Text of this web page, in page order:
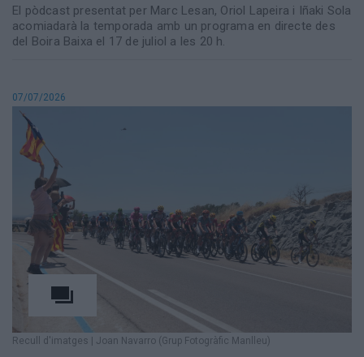
El pòdcast presentat per Marc Lesan, Oriol Lapeira i Iñaki Sola
acomiadarà la temporada amb un programa en directe des
del Boira Baixa el 17 de juliol a les 20 h.
07/07/2026
Recull d'imatges | Joan Navarro (Grup Fotogràfic Manlleu)